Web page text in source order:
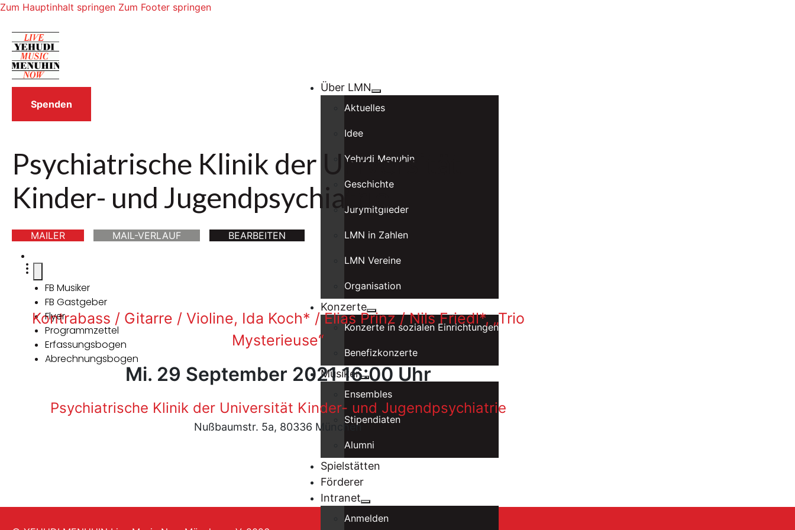
Zum Hauptinhalt springen Zum Footer springen
Über LMN
Aktuelles
Idee
Yehudi Menuhin
Geschichte
Jurymitglieder
LMN in Zahlen
LMN Vereine
Organisation
Konzerte
Konzerte in sozialen Einrichtungen
Benefizkonzerte
Musiker
Ensembles
Stipendiaten
Alumni
Spielstätten
Förderer
Intranet
Anmelden
Spenden
Psychiatrische Klinik der Universität
Kinder- und Jugendpsychiatrie
MAILER MAIL-VERLAUF BEARBEITEN
FB Musiker
FB Gastgeber
Flyer
Programmzettel
Erfassungsbogen
Abrechnungsbogen
Kontrabass / Gitarre / Violine, Ida Koch* / Elias Prinz / Nils Friedl*, „Trio
Mysterieuse“
Mi. 29 September 2021 16:00 Uhr
Psychiatrische Klinik der Universität Kinder- und Jugendpsychiatrie
Nußbaumstr. 5a, 80336 München